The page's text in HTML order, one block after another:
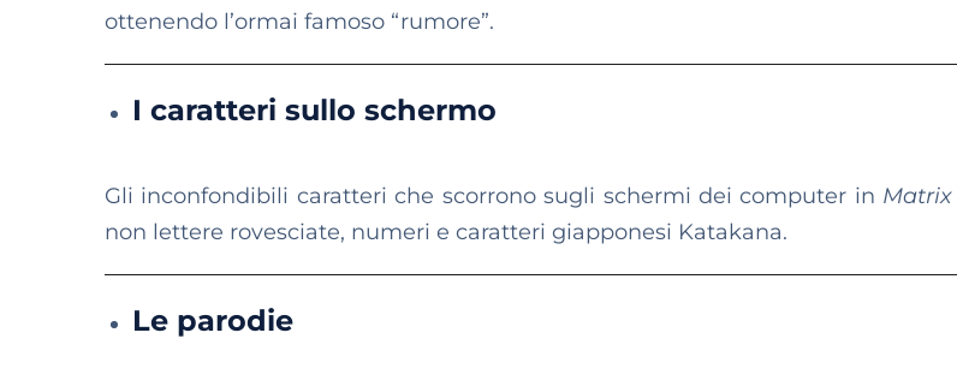
ottenendo l’ormai famoso “rumore”.
I caratteri sullo schermo
Gli inconfondibili caratteri che scorrono sugli schermi dei computer in Matrix
non lettere rovesciate, numeri e caratteri giapponesi Katakana.
Le parodie